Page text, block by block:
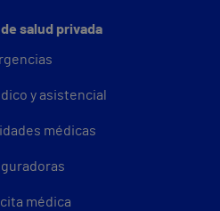
salud privada
y asistencial
médicas
médica